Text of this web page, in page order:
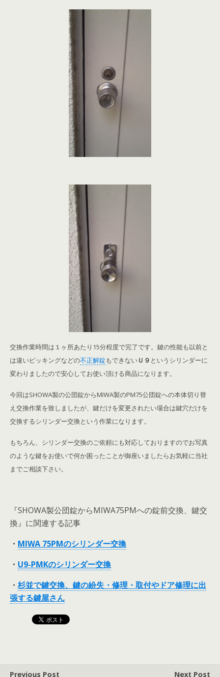
交換作業時間は１ヶ所あたり15分程度で完了です。鍵の性能も以前と
は違いピッキングなどの不正解錠もできないＵ９ というシリンダーに
変わりましたので安心してお使い頂ける商品になります。
今回はSHOWA製の公団錠からMIWA製のPM75公団錠への本体切り替
え交換作業を致しましたが、鍵だけを変更されたい場合は鍵穴だけを
交換するシリンダー交換という作業になります。
もちろん、シリンダー交換のご依頼にも対応しておりますのでお写真
のような鍵をお使いで何か困ったことが御座いましたらお気軽に当社
までご相談下さい。
『SHOWA製公団錠からMIWA75PMへの錠前交換、鍵交
換』に関連する記事
・ MIWA 75PMのシリンダー交換
・ U9-PMKのシリンダー交換
・ 杉並で鍵交換、鍵の紛失・修理・取付やドア修理に出
張する鍵屋さん
Previous Post Next Post